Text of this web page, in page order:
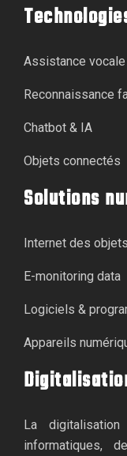
Assistance vocale
Reconnaissance
Chatbot & IA
Objets connectés
Solutions
Internet des objets
E-monitoring data
Logiciels &
Appareils
La
informatiques,